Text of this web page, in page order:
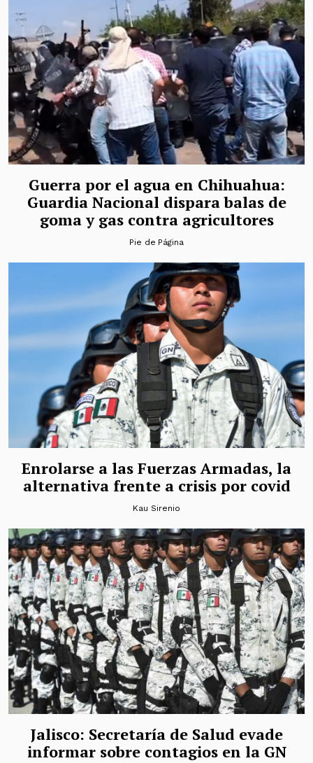
Guerra por el agua en Chihuahua:
Guardia Nacional dispara balas de
goma y gas contra agricultores
Pie de Página
Enrolarse a las Fuerzas Armadas, la
alternativa frente a crisis por covid
Kau Sirenio
Jalisco: Secretaría de Salud evade
informar sobre contagios en la GN